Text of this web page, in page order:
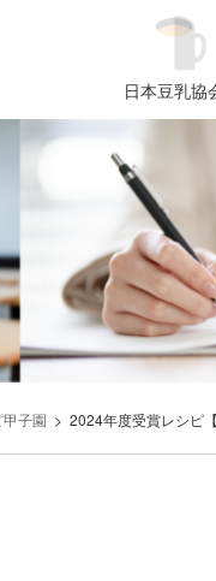
日本豆乳協
子園 2024年度受賞レシピ